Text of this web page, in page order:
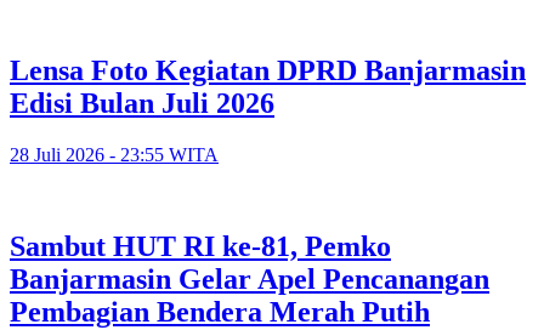
Lensa Foto Kegiatan DPRD Banjarmasin
Edisi Bulan Juli 2026
28 Juli 2026 - 23:55 WITA
Sambut HUT RI ke-81, Pemko
Banjarmasin Gelar Apel Pencanangan
Pembagian Bendera Merah Putih